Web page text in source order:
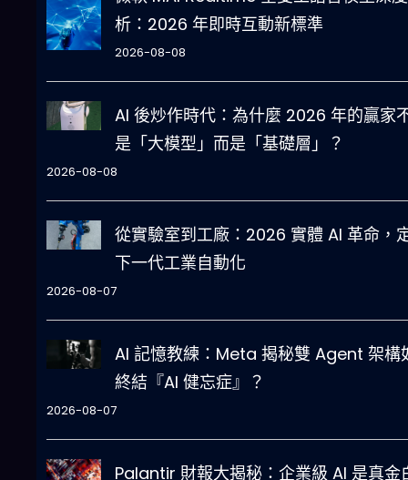
析：2026 年即時互動新標準
2026-08-08
AI 後炒作時代：為什麼 2026 年的贏家
是「大模型」而是「基礎層」？
2026-08-08
從實驗室到工廠：2026 實體 AI 革命，
下一代工業自動化
2026-08-07
AI 記憶教練：Meta 揭秘雙 Agent 架構
終結『AI 健忘症』？
2026-08-07
Palantir 財報大揭秘：企業級 AI 是真金